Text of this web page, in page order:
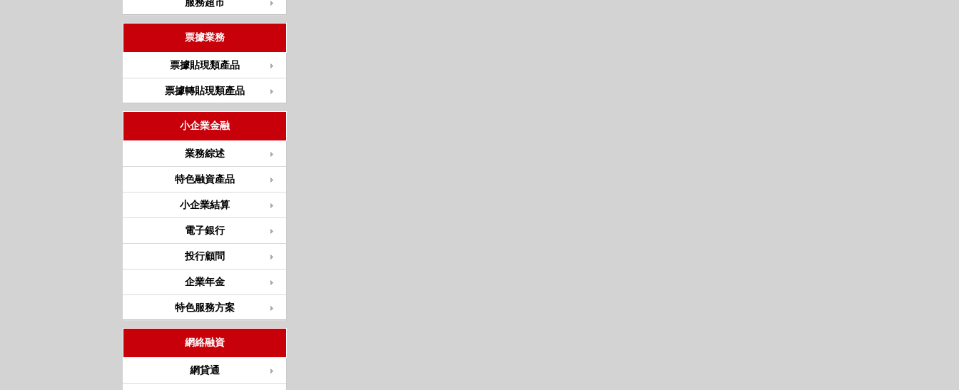
服務超市
票據業務
票據貼現類產品
票據轉貼現類產品
小企業金融
業務綜述
特色融資產品
小企業結算
電子銀行
投行顧問
企業年金
特色服務方案
網絡融資
網貸通